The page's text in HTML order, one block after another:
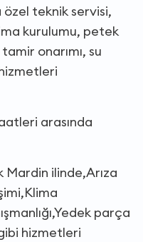
özel teknik servisi,
kurulumu, petek
onarımı, su
arasında
Mardin ilinde,Arıza
parça
hizmetleri